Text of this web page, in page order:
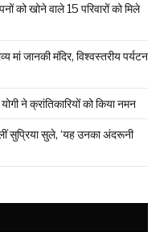
को खोने वाले 15 परिवारों को मिले
मां जानकी मंदिर, विश्वस्तरीय पर्यटन
ने क्रांतिकारियों को किया नमन
सुप्रिया सुले, ‘यह उनका अंदरूनी